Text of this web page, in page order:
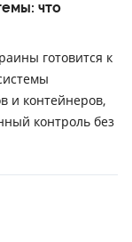
что
готовится к
и контейнеров,
контроль без